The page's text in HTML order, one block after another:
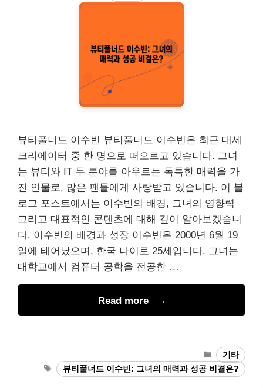
뷰티풀너드 이수빈 뷰티풀너드 이수빈은 최근 대세
크리에이터 중 한 명으로 떠오르고 있습니다. 그녀
는 뷰티와 IT 두 분야를 아우르는 독특한 매력을 가
진 인물로, 많은 팬들에게 사랑받고 있습니다. 이 블
로그 포스트에서는 이수빈의 배경, 그녀의 영향력
그리고 대표적인 콘텐츠에 대해 깊이 알아보겠습니
다. 이수빈의 배경과 성장 이수빈은 2000년 6월 19
일에 태어났으며, 한국 나이로 25세입니다. 그녀는
대학교에서 컴퓨터 공학을 전공한 …
Read more
Categories
기타
Tags뷰티풀너드 이수빈: 그녀의 매력과 성공 비결은?